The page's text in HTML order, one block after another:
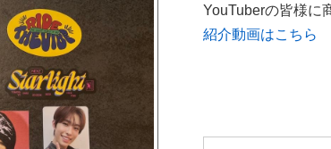
YouTuberの皆様に
紹介動画はこちら